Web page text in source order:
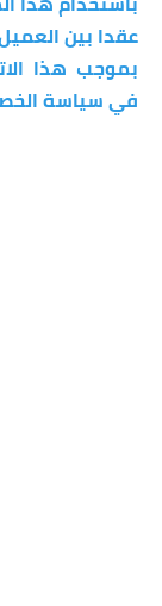
بموجب هذا
في سياسة